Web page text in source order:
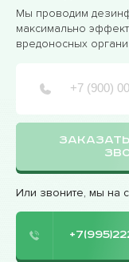
Мы проводим
максимально
вредоносных
Или звоните, мы на